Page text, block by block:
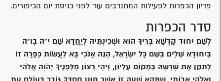
פדיון הכפרות לפעילות המתנדבים עוד לפני כניסת יום הכיפורים.
סדר הכפרות
לְשֵׁם יִחוּד קֻדְשָׁא בְּרִיךְ הוּא וּשְׁכִינְתֵּיהּ לְיַחֲדָא שֵׁם י"ה בְו"ה
בְּיִחוּדָא שְׁלִים בְּשֵׁם כָּל יִשְׂרָאֵל, הִנֵּה אָנֹכִי בָּא לַעֲשׂוֹת כַּפָּרָה זוֹ
לְתַקֵּן אֶת שָׁרְשָׁהּ בְּמָקוֹם עֶלְיוֹן, וִיהִי רָצוֹן מִלְּפָנֶיךָ יְהֹוָה אֱלֹהַי